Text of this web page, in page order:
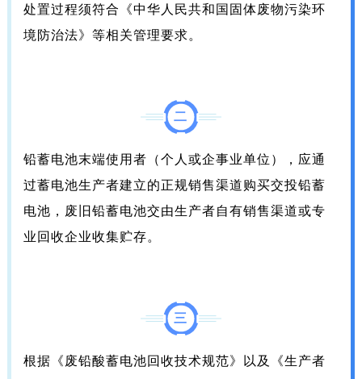
处置过程须符合《中华人民共和国固体废物污染环
境防治法》等相关管理要求。
二
铅蓄电池末端使用者（个人或企事业单位），应通
过蓄电池生产者建立的正规销售渠道购买交投铅蓄
电池，废旧铅蓄电池交由生产者自有销售渠道或专
业回收企业收集贮存。
三
根据《废铅酸蓄电池回收技术规范》以及《生产者